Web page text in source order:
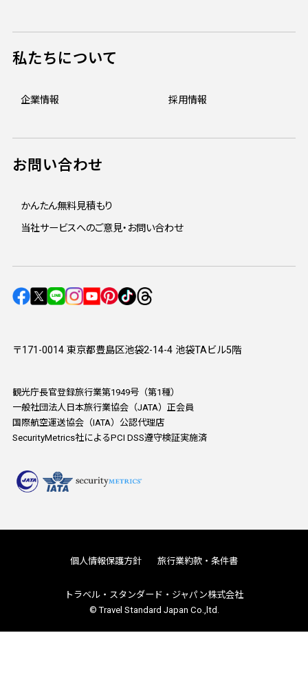
〒171-0014 東京都豊島区池袋2-14-4 池袋TAビル5階
観光庁長官登録旅行業第1949号（第1種）
一般社団法人日本旅行業協会（JATA）正会員
国際航空運送協会（IATA）公認代理店
SecurityMetrics社によるPCI DSS遵守検証実施済
私たちについて
企業情報 採用情報
お問い合わせ
かんたん無料見積もり
当社サービスへのご意見・お問い合わせ
個人情報保護方針 旅行業約款・条件書
トラベル・スタンダード・ジャパン株式会社
© Travel Standard Japan Co.,ltd.